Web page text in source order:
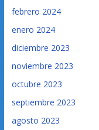
febrero 2024
enero 2024
diciembre 2023
noviembre 2023
octubre 2023
septiembre 2023
agosto 2023